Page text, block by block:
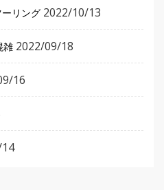
リング 2022/10/13
雑 2022/09/18
16